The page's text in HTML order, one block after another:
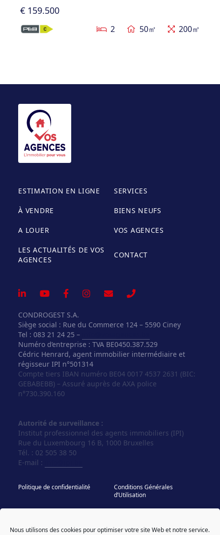
Nous utilisons des cookies pour optimiser votre site Web et notre service.
€ 159.500
2 50㎡ 200㎡
ESTIMATION EN LIGNE SERVICES
À VENDRE BIENS NEUFS
A LOUER VOS AGENCES
LES ACTUALITÉS DE VOS
AGENCES
CONTACT
CONDROGEST S.A.
Siège social : Rue du Commerce 124 – 5590 Ciney
Tel : 083 21 24 25 –
Numéro d’entreprise : TVA BE0450.387.529
Cédric Henrard, agent immobilier intermédiaire et
régisseur IPI n°501314
Compte tiers IBAN numéro BE04 0017 4537 2631 (BIC:
GEBABEBB) – Assuré auprès de AXA police
n°730.390.160
Autorité de surveillance :
Institut professionnel des agents immobiliers (IPI)
Rue du Luxembourg 16 B, 1000 Bruxelles
Tél. : 02 505 38 50
E-mail :
Politique de confidentialité
Conditions Générales
d’Utilisation
© Vos Agences 2026